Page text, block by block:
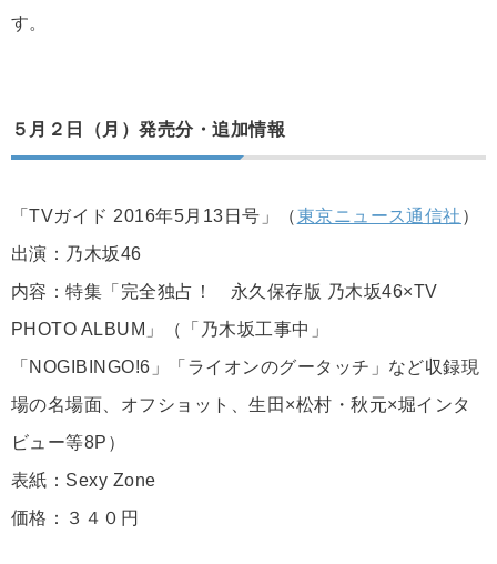
す。
５月２日（月）発売分・追加情報
「TVガイド 2016年5月13日号」（東京ニュース通信社 ）
出演：乃木坂46
内容：特集「完全独占！ 永久保存版 乃木坂46×TV
PHOTO ALBUM」（「乃木坂工事中」
「NOGIBINGO!6」「ライオンのグータッチ」など収録現
場の名場面、オフショット、生田×松村・秋元×堀インタ
ビュー等8P）
表紙：Sexy Zone
価格：３４０円